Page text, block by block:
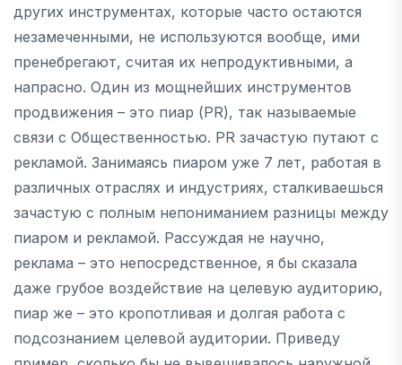
других инструментах, которые часто остаются
незамеченными, не используются вообще, ими
пренебрегают, считая их непродуктивными, а
напрасно. Один из мощнейших инструментов
продвижения – это пиар (PR), так называемые
связи с Общественностью. PR зачастую путают с
рекламой. Занимаясь пиаром уже 7 лет, работая в
различных отраслях и индустриях, сталкиваешься
зачастую с полным непониманием разницы между
пиаром и рекламой. Рассуждая не научно,
реклама – это непосредственное, я бы сказала
даже грубое воздействие на целевую аудиторию,
пиар же – это кропотливая и долгая работа с
подсознанием целевой аудитории. Приведу